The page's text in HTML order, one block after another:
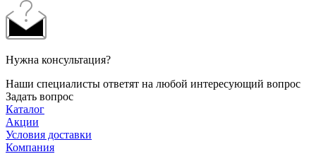
Нужна консультация?
Наши специалисты ответят на любой интересующий вопрос
Задать вопрос
Каталог
Акции
Условия доставки
Компания